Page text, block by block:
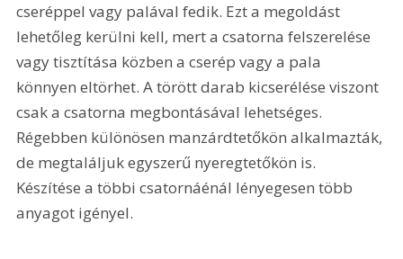
cseréppel vagy palával fedik. Ezt a megoldást
lehetőleg kerülni kell, mert a csatorna felszerelése
vagy tisztítása közben a cserép vagy a pala
könnyen eltörhet. A törött darab kicserélése viszont
csak a csatorna megbontásával lehetséges.
Régebben különösen manzárdtetőkön alkalmazták,
de megtaláljuk egyszerű nyeregtetőkön is.
Készítése a többi csatornáénál lényegesen több
anyagot igényel.